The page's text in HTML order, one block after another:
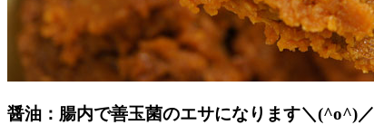
醤油：腸内で善玉菌のエサになります＼(^o^)／